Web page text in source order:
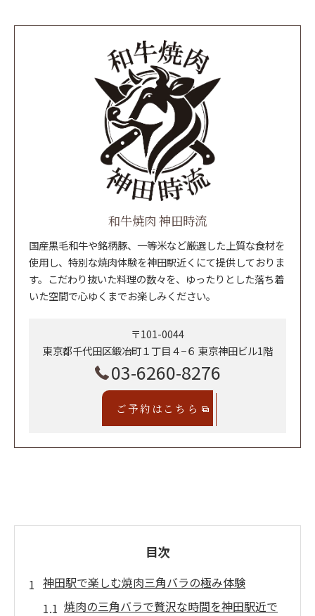
和牛焼肉 神田時流
国産黒毛和牛や銘柄豚、一等米など厳選した上質な食材を
使用し、特別な焼肉体験を神田駅近くにて提供しておりま
す。こだわり抜いた料理の数々を、ゆったりとした落ち着
いた空間で心ゆくまでお楽しみください。
〒101-0044
東京都千代田区鍛冶町１丁目４−６ 東京神田ビル1階
03-6260-8276
ご予約はこちら
目次
神田駅で楽しむ焼肉三角バラの極み体験
焼肉の三角バラで贅沢な時間を神田駅近で